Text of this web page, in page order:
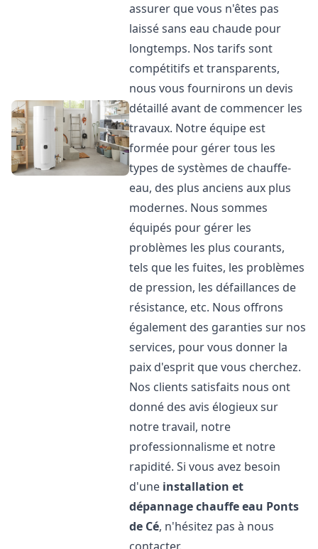
assurer que vous n'êtes pas
laissé sans eau chaude pour
longtemps. Nos tarifs sont
compétitifs et transparents,
nous vous fournirons un devis
détaillé avant de commencer les
travaux. Notre équipe est
formée pour gérer tous les
types de systèmes de chauffe-
eau, des plus anciens aux plus
modernes. Nous sommes
équipés pour gérer les
problèmes les plus courants,
tels que les fuites, les problèmes
de pression, les défaillances de
résistance, etc. Nous offrons
également des garanties sur nos
services, pour vous donner la
paix d'esprit que vous cherchez.
Nos clients satisfaits nous ont
donné des avis élogieux sur
notre travail, notre
professionnalisme et notre
rapidité. Si vous avez besoin
d'une installation et
dépannage chauffe eau Ponts
de Cé, n'hésitez pas à nous